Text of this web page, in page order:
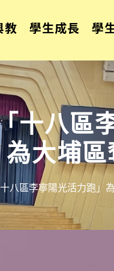
教 學生成長 學
十八區
大埔
八區李寧陽光活力跑」